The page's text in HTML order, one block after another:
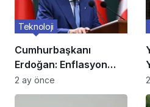
Cumhurbaşkanı
Erdoğan: Enflasyon
verileri umutlarımızı
artırdı
Teknoloji
2 ay önce